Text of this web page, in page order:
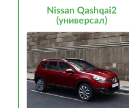
Nissan Qashqai2
(универсал)